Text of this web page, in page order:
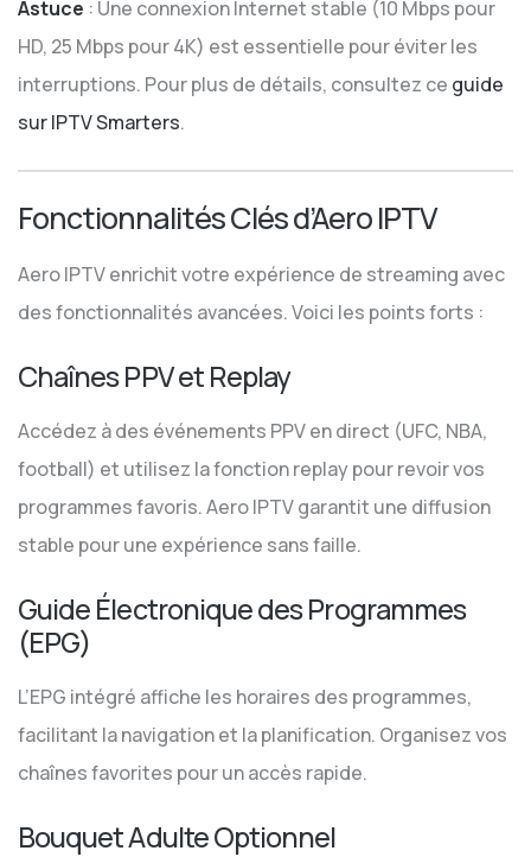
Astuce : Une connexion Internet stable (10 Mbps pour
HD, 25 Mbps pour 4K) est essentielle pour éviter les
interruptions. Pour plus de détails, consultez ce guide
sur IPTV Smarters.
Fonctionnalités Clés d’Aero IPTV
Aero IPTV enrichit votre expérience de streaming avec
des fonctionnalités avancées. Voici les points forts :
Chaînes PPV et Replay
Accédez à des événements PPV en direct (UFC, NBA,
football) et utilisez la fonction replay pour revoir vos
programmes favoris. Aero IPTV garantit une diffusion
stable pour une expérience sans faille.
Guide Électronique des Programmes
(EPG)
L’EPG intégré affiche les horaires des programmes,
facilitant la navigation et la planification. Organisez vos
chaînes favorites pour un accès rapide.
Bouquet Adulte Optionnel